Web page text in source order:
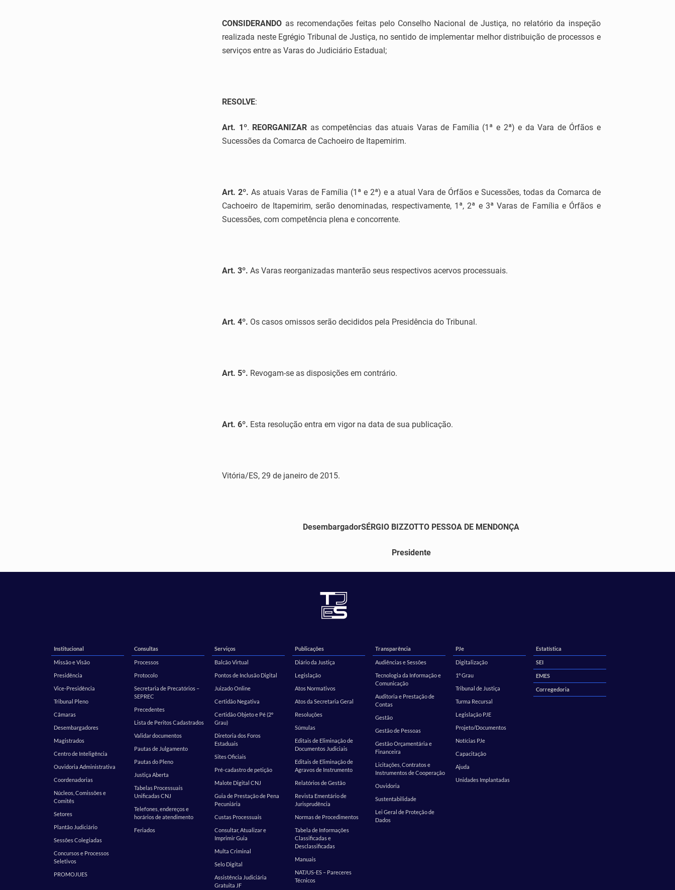
CONSIDERANDO as recomendações feitas pelo Conselho Nacional de Justiça, no relatório da inspeção
realizada neste Egrégio Tribunal de Justiça, no sentido de implementar melhor distribuição de processos e
serviços entre as Varas do Judiciário Estadual;
RESOLVE:
Art. 1º. REORGANIZAR as competências das atuais Varas de Família (1ª e 2ª) e da Vara de Órfãos e
Sucessões da Comarca de Cachoeiro de Itapemirim.
Art. 2º.As atuais Varas de Família (1ª e 2ª) e a atual Vara de Órfãos e Sucessões, todas da Comarca de
Cachoeiro de Itapemirim, serão denominadas, respectivamente, 1ª, 2ª e 3ª Varas de Família e Órfãos e
Sucessões, com competência plena e concorrente.
Art. 3º.As Varas reorganizadas manterão seus respectivos acervos processuais.
Art. 4º. Os casos omissos serão decididos pela Presidência do Tribunal.
Art. 5º. Revogam-se as disposições em contrário.
Art. 6º. Esta resolução entra em vigor na data de sua publicação.
Vitória/ES, 29 de janeiro de 2015.
DesembargadorSÉRGIO BIZZOTTO PESSOA DE MENDONÇA
Presidente
Institucional
Missão e Visão
Presidência
Vice-Presidência
Tribunal Pleno
Câmaras
Desembargadores
Magistrados
Centro de Inteligência
Ouvidoria Administrativa
Coordenadorias
Núcleos, Comissões e
Comitês
Setores
Plantão Judiciário
Sessões Colegiadas
Concursos e Processos
Seletivos
PROMOJUES
Consultas
Processos
Protocolo
Secretaria de Precatórios –
SEPREC
Precedentes
Lista de Peritos Cadastrados
Validar documentos
Pautas de Julgamento
Pautas do Pleno
Justiça Aberta
Tabelas Processuais
Unificadas CNJ
Telefones, endereços e
horários de atendimento
Feriados
Serviços
Balcão Virtual
Pontos de Inclusão Digital
Juizado Online
Certidão Negativa
Certidão Objeto e Pé (2º
Grau)
Diretoria dos Foros
Estaduais
Sites Oficiais
Pré-cadastro de petição
Malote Digital CNJ
Guia de Prestação de Pena
Pecuniária
Custas Processuais
Consultar, Atualizar e
Imprimir Guia
Multa Criminal
Selo Digital
Assistência Judiciária
Gratuita JF
Publicações
Diário da Justiça
Legislação
Atos Normativos
Atos da Secretaria Geral
Resoluções
Súmulas
Editais de Eliminação de
Documentos Judiciais
Editais de Eliminação de
Agravos de Instrumento
Relatórios de Gestão
Revista Ementário de
Jurisprudência
Normas de Procedimentos
Tabela de Informações
Classificadas e
Desclassificadas
Manuais
NATJUS-ES – Pareceres
Técnicos
Transparência
Audiências e Sessões
Tecnologia da Informação e
Comunicação
Auditoria e Prestação de
Contas
Gestão
Gestão de Pessoas
Gestão Orçamentária e
Financeira
Licitações, Contratos e
Instrumentos de Cooperação
Ouvidoria
Sustentabilidade
Lei Geral de Proteção de
Dados
PJe
Digitalização
1º Grau
Tribunal de Justiça
Turma Recursal
Legislação PJE
Projeto/Documentos
Notícias PJe
Capacitação
Ajuda
Unidades Implantadas
Estatística
SEI
EMES
Corregedoria